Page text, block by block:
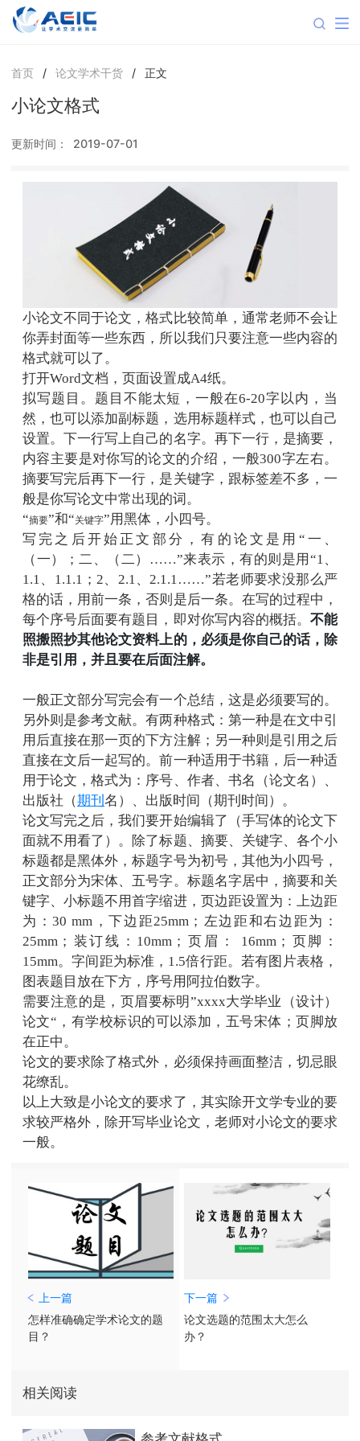
首页 / 论文学术干货 / 正文
小论文格式
更新时间： 2019-07-01
小论文不同于论文，格式比较简单，通常老师不会让
你弄封面等一些东西，所以我们只要注意一些内容的
格式就可以了。
打开Word文档，页面设置成A4纸。
拟写题目。题目不能太短，一般在6-20字以内，当
然，也可以添加副标题，选用标题样式，也可以自己
设置。下一行写上自己的名字。再下一行，是摘要，
内容主要是对你写的论文的介绍，一般300字左右。
摘要写完后再下一行，是关键字，跟标签差不多，一
般是你写论文中常出现的词。
“摘要”和“关键字”用黑体，小四号。
写完之后开始正文部分，有的论文是用“一、
（一）；二、（二）……”来表示，有的则是用“1、
1.1、1.1.1；2、2.1、2.1.1……”若老师要求没那么严
格的话，用前一条，否则是后一条。在写的过程中，
每个序号后面要有题目，即对你写内容的概括。 不能
照搬照抄其他论文资料上的，必须是你自己的话，除
非是引用，并且要在后面注解。
一般正文部分写完会有一个总结，这是必须要写的。
另外则是参考文献。有两种格式：第一种是在文中引
用后直接在那一页的下方注解；另一种则是引用之后
直接在文后一起写的。前一种适用于书籍，后一种适
用于论文，格式为：序号、作者、书名（论文名）、
出版社（期刊 名）、出版时间（期刊时间）。
论文写完之后，我们要开始编辑了（手写体的论文下
面就不用看了）。除了标题、摘要、关键字、各个小
标题都是黑体外，标题字号为初号，其他为小四号，
正文部分为宋体、五号字。标题名字居中，摘要和关
键字、小标题不用首字缩进，页边距设置为：上边距
为：30 mm，下边距25mm；左边距和右边距为：
25mm；装订线：10mm；页眉： 16mm；页脚：
15mm。字间距为标准，1.5倍行距。若有图片表格，
图表题目放在下方，序号用阿拉伯数字。
需要注意的是，页眉要标明”xxxx大学毕业（设计）
论文“，有学校标识的可以添加，五号宋体；页脚放
在正中。
论文的要求除了格式外，必须保持画面整洁，切忌眼
花缭乱。
以上大致是小论文的要求了，其实除开文学专业的要
求较严格外，除开写毕业论文，老师对小论文的要求
一般。
上一篇
怎样准确确定学术论文的题
目？
下一篇
论文选题的范围太大怎么
办？
相关阅读